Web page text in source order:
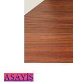
ASAYİŞ